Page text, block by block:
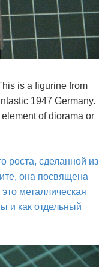
is a figurine from
1947 Germany.
of diorama or
роста, сделанной из
она посвящена
металлическая
и как отдельный